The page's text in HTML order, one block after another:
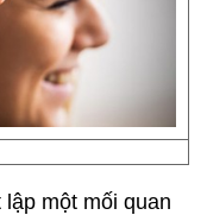
một mối quan